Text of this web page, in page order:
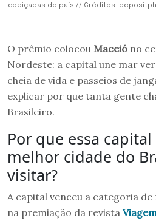
cobiçadas do país // Créditos:
O prêmio colocou Maceió no
Nordeste: a capital une mar
cheia de vida e passeios de
explicar por que tanta gente
Brasileiro.
Por que essa
melhor cidade do
visitar?
A capital venceu a categoria
na premiação da revista